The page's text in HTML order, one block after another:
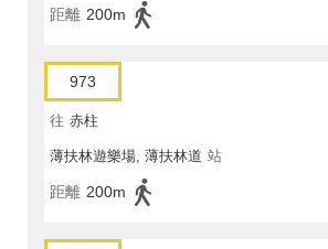
距離 200m
973
往 赤柱
薄扶林遊樂場, 薄扶林道 站
距離 200m